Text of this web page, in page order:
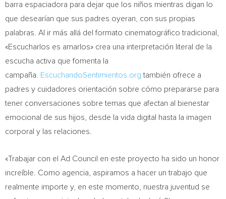
barra espaciadora para dejar que los niños mientras digan lo
que desearían que sus padres oyeran, con sus propias
palabras. Al ir más allá del formato cinematográfico tradicional,
«Escucharlos es amarlos» crea una interpretación literal de la
escucha activa que fomenta la
campaña.
EscuchandoSentimientos.org también ofrece a
padres y cuidadores orientación sobre cómo prepararse para
tener conversaciones sobre temas que afectan al bienestar
emocional de sus hijos, desde la vida digital hasta la imagen
corporal y las relaciones.
«Trabajar con el Ad Council en este proyecto ha sido un honor
increíble. Como agencia, aspiramos a hacer un trabajo que
realmente importe y, en este momento, nuestra juventud se